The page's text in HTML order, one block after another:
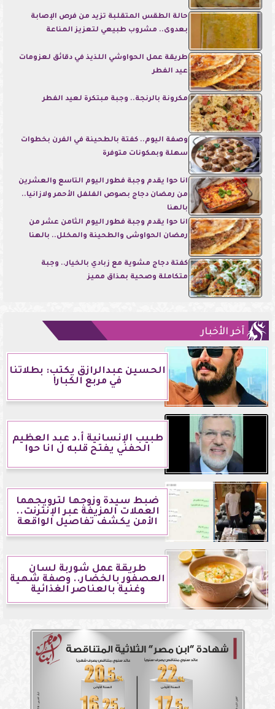
حالة الطقس المتقلبة تزيد من فرص الإصابة
بعدوى.. مشروب طبيعي لتعزيز المناعة
طريقة عمل الحواوشي اللذيذ في دقائق لعزومات
عيد الفطر
مكرونة بالرنجة.. وجبة مبتكرة لعيد الفطر
وصفة اليوم.. كفتة بالطحينة في الفرن بخطوات
سهلة وبمكونات متوفرة
انا حوا يقدم وجبة فطور اليوم التاسع والعشرين
من رمضان دجاج بصوص الفلفل الأحمر ولازانيا..
بالهنا
انا حوا يقدم وجبة فطور اليوم الثامن عشر من
رمضان الحواوشى والطحينة والمخلل.. بالهنا
كفتة دجاج مشوية مع زبادي بالخيار.. وجبة
متكاملة وصحية بمذاق مميز
آخر الأخبار
الحسين عبدالرازق يكتب: بطلاتنا
في مربع الكبار!
طبيب الإنسانية أ.د عبد العظيم
الحفني يفتح قلبه ل انا حوا
ضبط سيدة وزوجها لترويجهما
العملات المزيفة عبر الإنترنت..
الأمن يكشف تفاصيل الواقعة
طريقة عمل شوربة لسان
العصفور بالخضار.. وصفة شهية
وغنية بالعناصر الغذائية